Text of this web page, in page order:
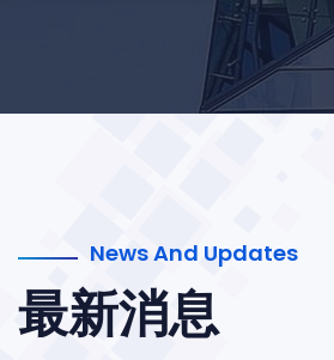
News And Updates
最新消息